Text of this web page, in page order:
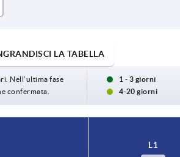
LA TABELLA
Nell’ultima fase
confermata.
1 - 3 giorni
4-20 giorni
L1